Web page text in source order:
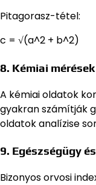
Pitagorasz-tétel:
c = √(a^2 + b^2)
8. Kémiai mérések
A kémiai oldatok
gyakran számítják
oldatok analízise
9. Egészségügy
Bizonyos orvosi